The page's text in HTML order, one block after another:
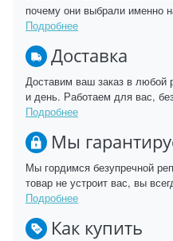
почему они выбрали именно
Подробнее
Доставка
Доставим ваш заказ в любой
и день. Работаем для вас,
Подробнее
Мы
Мы гордимся безупречной
товар не устроит вас, вы
Подробнее
Как купить